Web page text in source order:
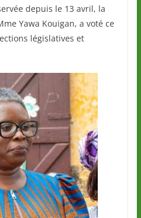
depuis le 13 avril, la
Yawa Kouigan, a voté ce
législatives et